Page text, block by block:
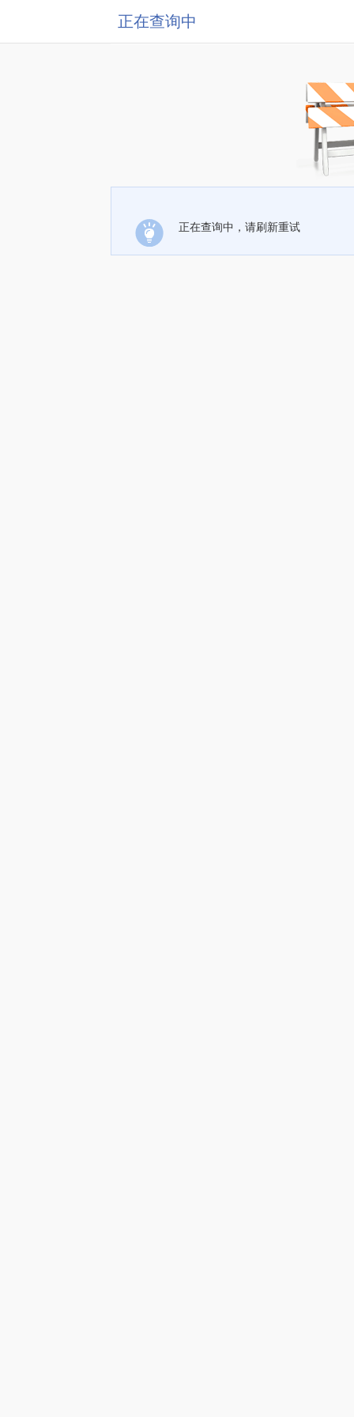
正在查询中
正在查询中，请刷新重试